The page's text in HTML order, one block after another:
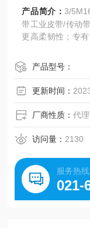
产品简介：3/
带工业皮带/传动
更高柔韧性；专
产品型号：
更新时间：
厂商性质：代
访问量： 2130
服务热线
021-